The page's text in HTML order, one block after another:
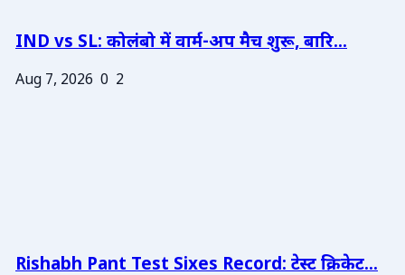
IND vs SL: कोलंबो में वार्म-अप मैच शुरू, बारि...
Aug 7, 2026 0 2
Rishabh Pant Test Sixes Record: टेस्ट क्रिकेट...